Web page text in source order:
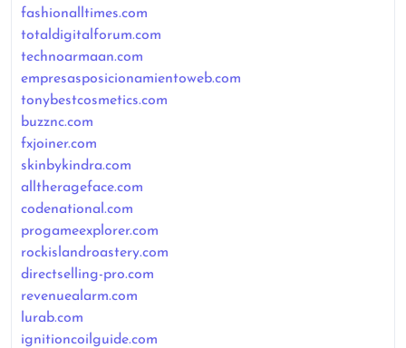
fashionalltimes.com
totaldigitalforum.com
technoarmaan.com
empresasposicionamientoweb.com
tonybestcosmetics.com
buzznc.com
fxjoiner.com
skinbykindra.com
alltherageface.com
codenational.com
progameexplorer.com
rockislandroastery.com
directselling-pro.com
revenuealarm.com
lurab.com
ignitioncoilguide.com